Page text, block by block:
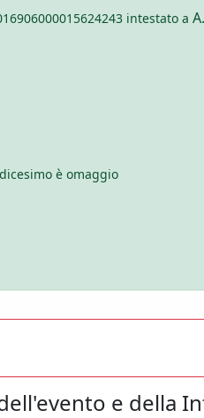
intestato a
è omaggio
e della